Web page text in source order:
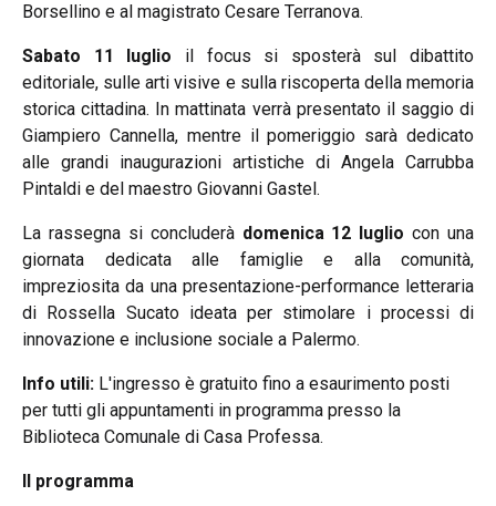
Borsellino e al magistrato Cesare Terranova.
Sabato 11 luglio il focus si sposterà sul dibattito
editoriale, sulle arti visive e sulla riscoperta della memoria
storica cittadina. In mattinata verrà presentato il saggio di
Giampiero Cannella, mentre il pomeriggio sarà dedicato
alle grandi inaugurazioni artistiche di Angela Carrubba
Pintaldi e del maestro Giovanni Gastel.
La rassegna si concluderà domenica 12 luglio con una
giornata dedicata alle famiglie e alla comunità,
impreziosita da una presentazione-performance letteraria
di Rossella Sucato ideata per stimolare i processi di
innovazione e inclusione sociale a Palermo.
Info utili: L'ingresso è gratuito fino a esaurimento posti
per tutti gli appuntamenti in programma presso la
Biblioteca Comunale di Casa Professa.
Il programma